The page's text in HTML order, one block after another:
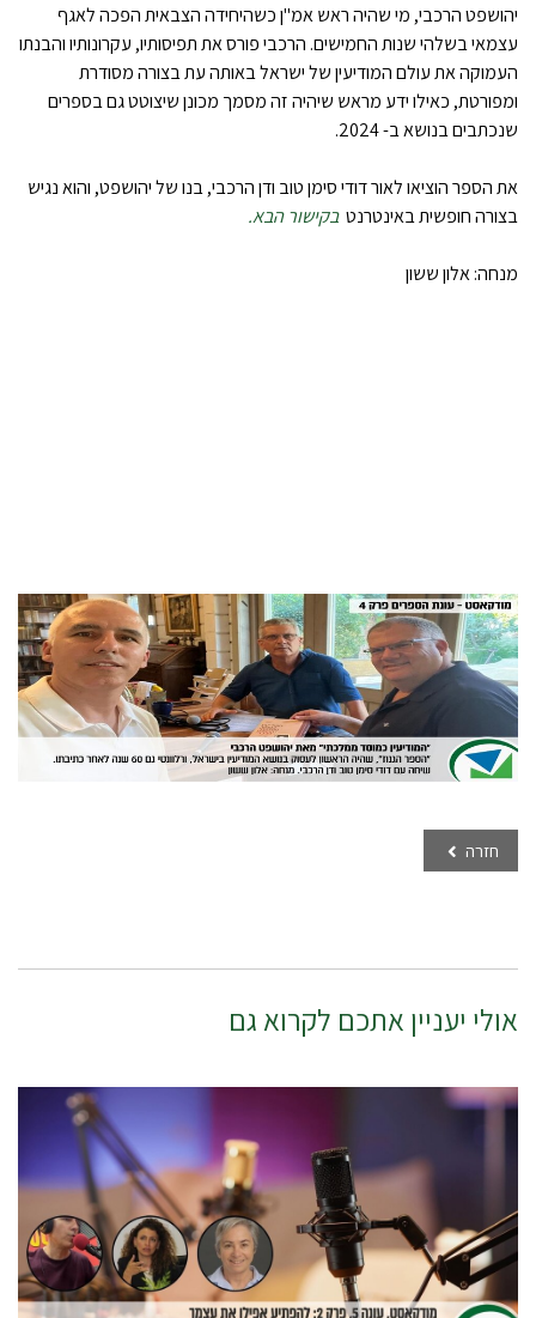
יהושפט הרכבי, מי שהיה ראש אמ"ן כשהיחידה הצבאית הפכה לאגף
עצמאי בשלהי שנות החמישים. הרכבי פורס את תפיסותיו, עקרונותיו והבנתו
העמוקה את עולם המודיעין של ישראל באותה עת בצורה מסודרת
ומפורטת, כאילו ידע מראש שיהיה זה מסמך מכונן שיצוטט גם בספרים
שנכתבים בנושא ב- 2024.
את הספר הוציאו לאור דודי סימן טוב ודן הרכבי, בנו של יהושפט, והוא נגיש
בצורה חופשית באינטרנטבקישור הבא.
מנחה: אלון ששון
חזרה
אולי יעניין אתכם לקרוא גם